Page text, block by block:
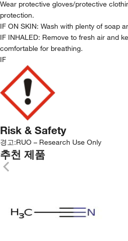
Wear protective gloves/protective
protection.
IF ON SKIN: Wash with plenty of soap
IF INHALED: Remove to fresh air and
comfortable for breathing.
IF
Risk & Safety
경고:RUO – Research Use Only
추천 제품